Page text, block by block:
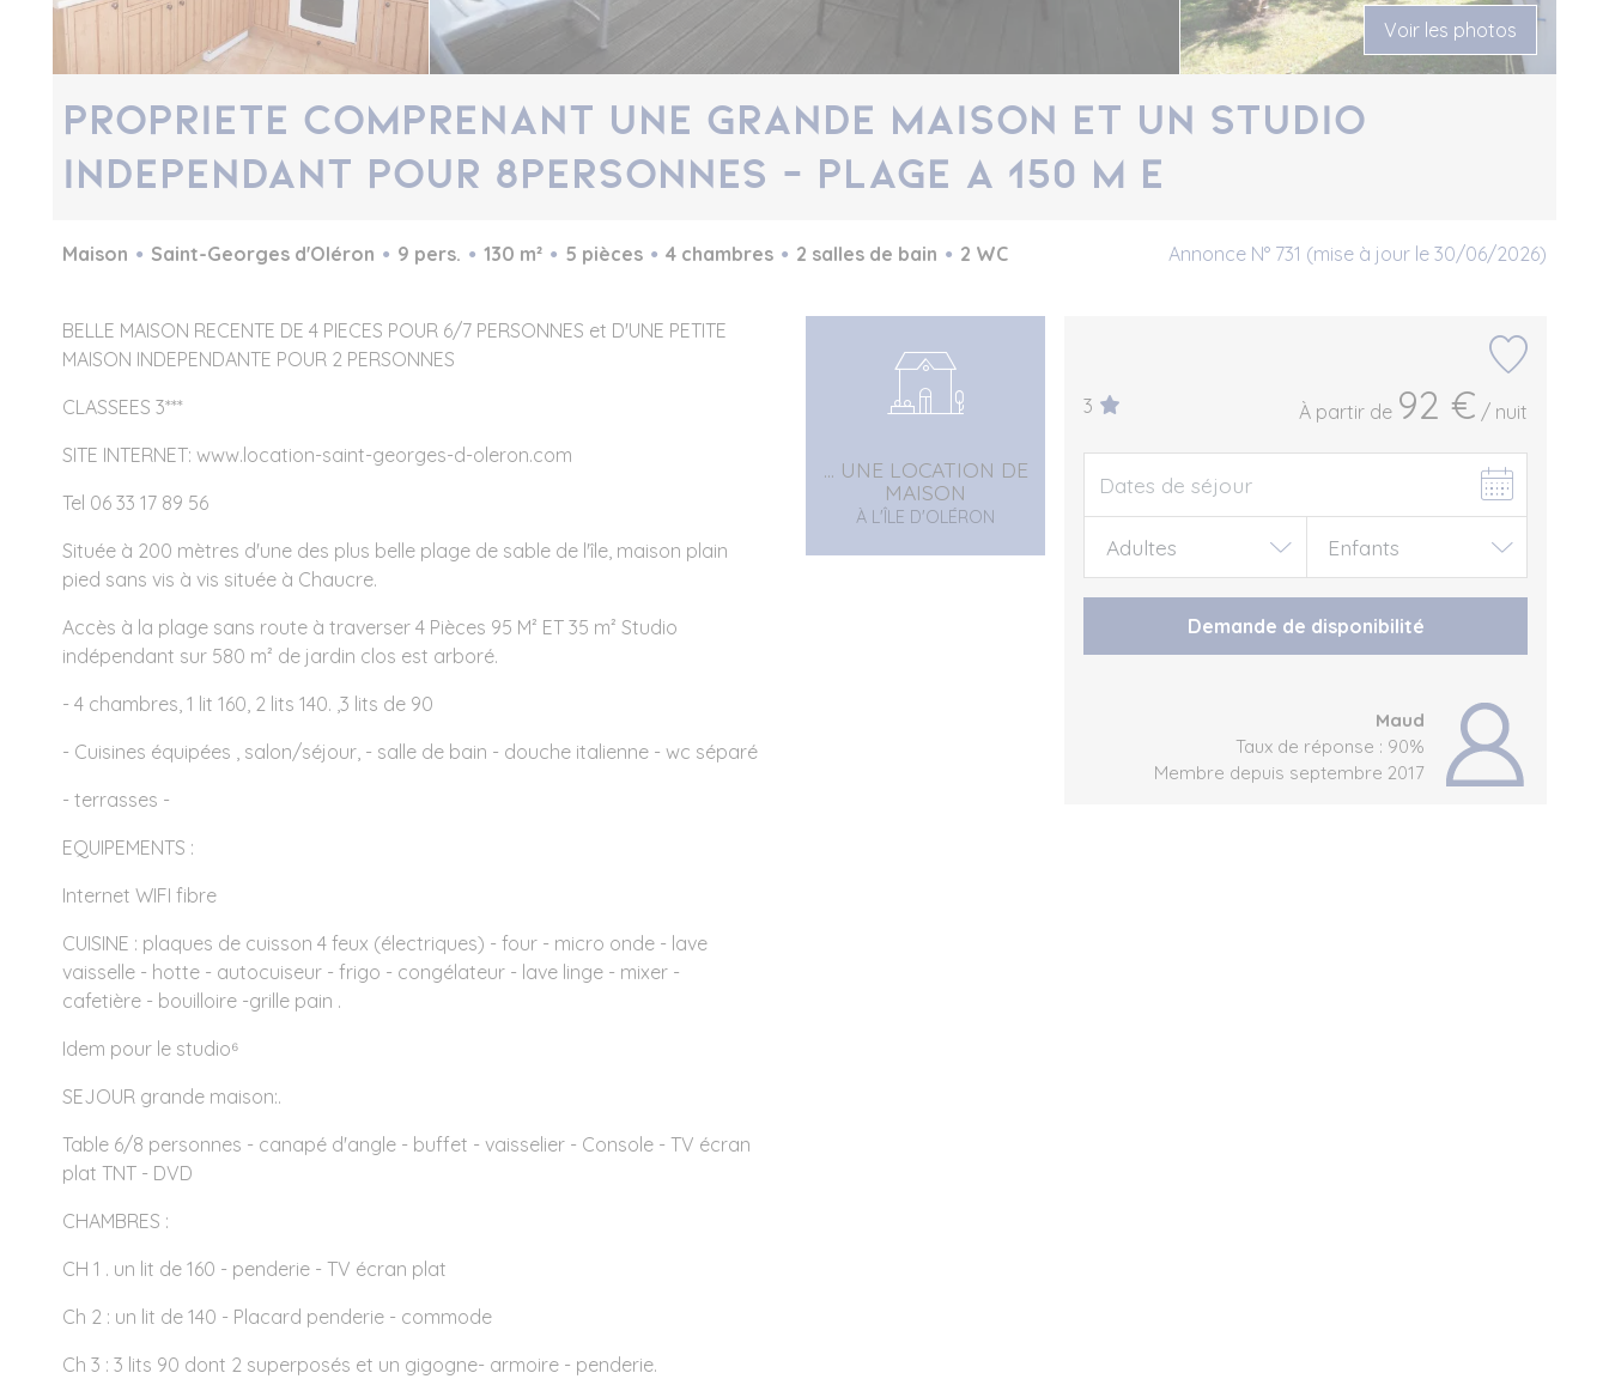
Voir les photos
PROPRIETE COMPRENANT UNE GRANDE MAISON ET UN STUDIO
INDEPENDANT POUR 8PERSONNES - PLAGE A 150 M E
Maison Saint-Georges d'Oléron 9 pers. 130 m² 5 pièces 4 chambres 2 salles de bain 2 WC Annonce N° 731 (mise à jour le 30/06/2026)
3 À partir de 92 € / nuit
Demande de disponibilité
Maud
Taux de réponse : 90%
Membre depuis septembre 2017
BELLE MAISON RECENTE DE 4 PIECES POUR 6/7 PERSONNES et D'UNE PETITE
MAISON INDEPENDANTE POUR 2 PERSONNES
CLASSEES 3***
SITE INTERNET: www.location-saint-georges-d-oleron.com
Tel 06 33 17 89 56
Située à 200 mètres d'une des plus belle plage de sable de l'île, maison plain
pied sans vis à vis située à Chaucre.
Accès à la plage sans route à traverser 4 Pièces 95 M² ET 35 m² Studio
indépendant sur 580 m² de jardin clos est arboré.
- 4 chambres, 1 lit 160, 2 lits 140. ,3 lits de 90
- Cuisines équipées , salon/séjour, - salle de bain - douche italienne - wc séparé
- terrasses -
EQUIPEMENTS :
Internet WIFI fibre
CUISINE : plaques de cuisson 4 feux (électriques) - four - micro onde - lave
vaisselle - hotte - autocuiseur - frigo - congélateur - lave linge - mixer -
cafetière - bouilloire -grille pain .
Idem pour le studio⁶
SEJOUR grande maison:.
Table 6/8 personnes - canapé d'angle - buffet - vaisselier - Console - TV écran
plat TNT - DVD
CHAMBRES :
CH 1 . un lit de 160 - penderie - TV écran plat
Ch 2 : un lit de 140 - Placard penderie - commode
Ch 3 : 3 lits 90 dont 2 superposés et un gigogne- armoire - penderie.
... UNE LOCATION DE
MAISON
À L'ÎLE D'OLÉRON